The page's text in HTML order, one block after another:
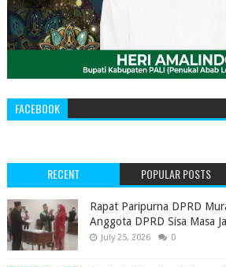
FACEBOOK
RECENT POPULAR POSTS
‎Rapat Paripurna DPRD
Anggota DPRD Sisa Masa
July 25, 2026 0